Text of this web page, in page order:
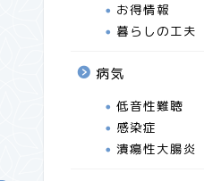
お得情報
暮らしの工夫
病気
低音性難聴
感染症
潰瘍性大腸炎